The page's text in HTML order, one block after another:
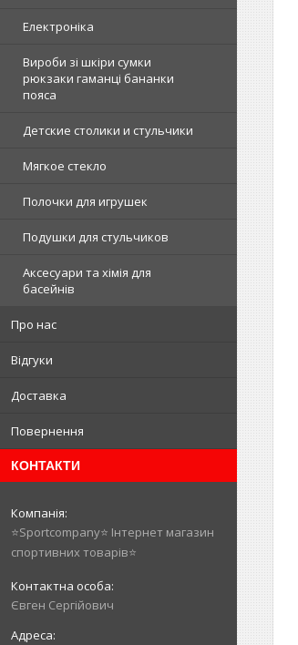
Електроніка
Вироби зі шкіри сумки
рюкзаки гаманці бананки
пояса
Детские столики и стульчики
Мягкое стекло
Полочки для игрушек
Подушки для стульчиков
Аксесуари та хімія для
басейнів
Про нас
Відгуки
Доставка
Повернення
КОНТАКТИ
⭐️Sportcompany⭐️ Інтернет магазин
спортивних товарів⭐️
Євген Сергійович